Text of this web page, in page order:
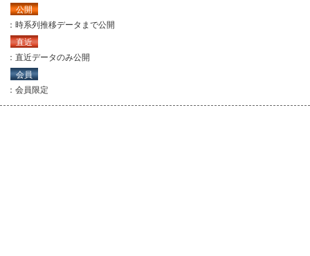
公開
：時系列推移データまで公開
直近
：直近データのみ公開
会員
：会員限定